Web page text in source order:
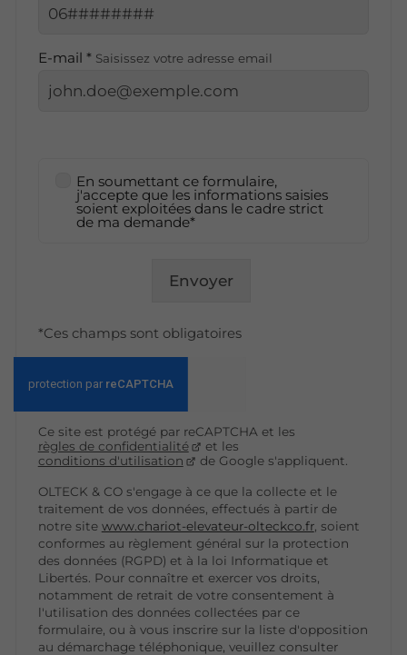
E-mail * Saisissez votre adresse email
En soumettant ce formulaire,
j'accepte que les informations saisies
soient exploitées dans le cadre strict
de ma demande*
Envoyer
*Ces champs sont obligatoires
Ce site est protégé par reCAPTCHA et les
règles de confidentialité
et les
conditions d'utilisation
de Google s'appliquent.
OLTECK & CO s'engage à ce que la collecte et le
traitement de vos données, effectués à partir de
notre site www.chariot-elevateur-olteckco.fr, soient
conformes au règlement général sur la protection
des données (RGPD) et à la loi Informatique et
Libertés. Pour connaître et exercer vos droits,
notamment de retrait de votre consentement à
l'utilisation des données collectées par ce
formulaire, ou à vous inscrire sur la liste d'opposition
au démarchage téléphonique, veuillez consulter